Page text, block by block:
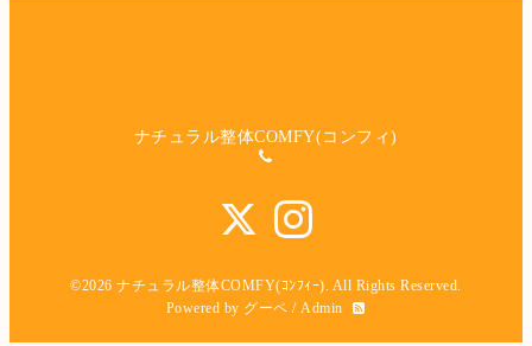
ナチュラル整体COMFY(コンフィ)
©2026ナチュラル整体COMFY(ｺﾝﾌｨｰ) . All Rights Reserved.
Powered by グーペ / Admin